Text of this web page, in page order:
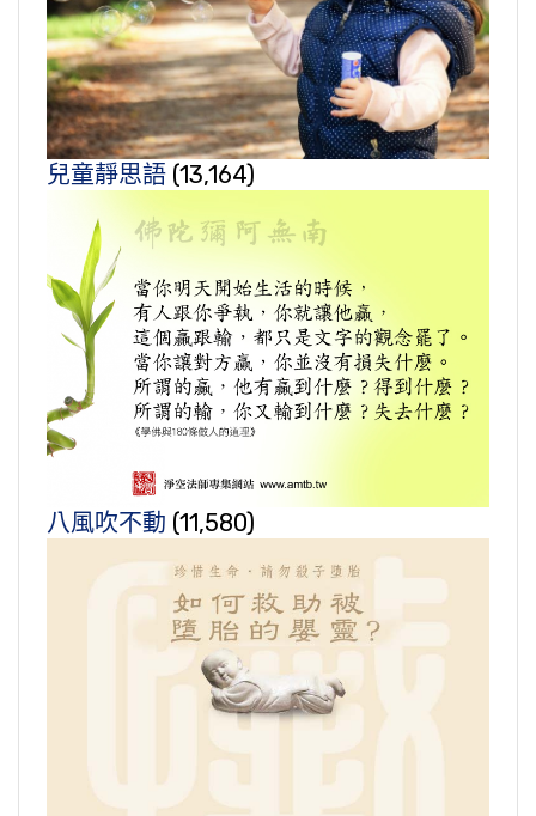
兒童靜思語 (13,164)
八風吹不動 (11,580)